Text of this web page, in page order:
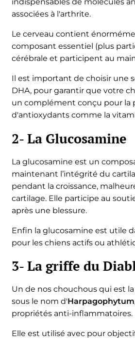
associées à l'arthrite.
Le cerveau contient
composant essentiel (plus
cérébrale et participent au
Il est important de choisir une
DHA, pour garantir que votre
un complément conçu pour la
d'antioxydants comme la
2- La Glucosamine
La glucosamine est un
maintenant l’intégrité du
pendant la croissance,
cartilage. Elle participe au
après une blessure.
Enfin la glucosamine est utile
pour les chiens actifs ou
3- La griffe du
Un de nos chouchous qui est
sous le nom d'Harpagophytum
propriétés anti-inflammatoires.
Elle est utilisé avec pour